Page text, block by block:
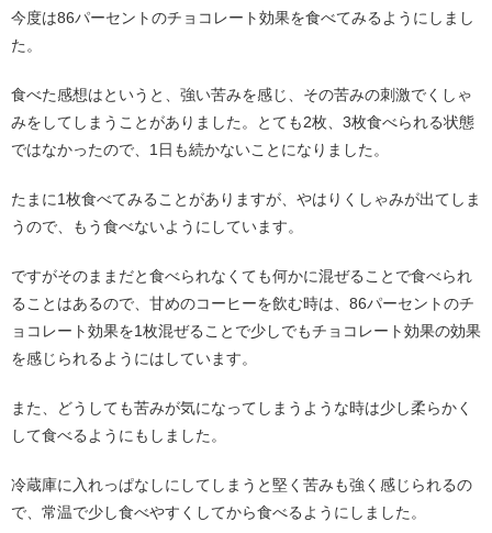
今度は86パーセントのチョコレート効果を食べてみるようにしまし
た。
食べた感想はというと、強い苦みを感じ、その苦みの刺激でくしゃ
みをしてしまうことがありました。とても2枚、3枚食べられる状態
ではなかったので、1日も続かないことになりました。
たまに1枚食べてみることがありますが、やはりくしゃみが出てしま
うので、もう食べないようにしています。
ですがそのままだと食べられなくても何かに混ぜることで食べられ
ることはあるので、甘めのコーヒーを飲む時は、86パーセントのチ
ョコレート効果を1枚混ぜることで少しでもチョコレート効果の効果
を感じられるようにはしています。
また、どうしても苦みが気になってしまうような時は少し柔らかく
して食べるようにもしました。
冷蔵庫に入れっぱなしにしてしまうと堅く苦みも強く感じられるの
で、常温で少し食べやすくしてから食べるようにしました。